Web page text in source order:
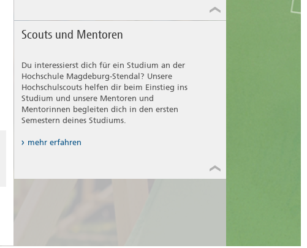
Scouts und Mentoren
Du interessierst dich für ein Studium an der
Hochschule Magdeburg-Stendal? Unsere
Hochschulscouts helfen dir beim Einstieg ins
Studium und unsere Mentoren und
Mentorinnen begleiten dich in den ersten
Semestern deines Studiums.
mehr erfahren